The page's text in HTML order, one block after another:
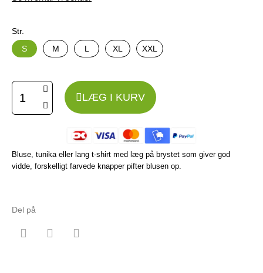
Str.
S
M L XL XXL
LÆG I KURV
Bluse, tunika eller lang t-shirt med læg på brystet som giver god
vidde, forskelligt farvede knapper pifter blusen op.
Del på